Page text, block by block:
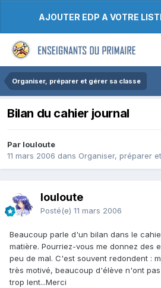
AJOUTER EDP A VOTRE
Organiser, préparer et gérer sa classe
Bilan du cahier journal
Par louloute
11 mars 2006 dans Organiser, préparer
louloute
Posté(e) 11 mars 2006
Beaucoup parle d'un bilan dans le
matière. Pourriez-vous me donnez des
peu de mal. C'est souvent redondent :
très motivé, beaucoup d'élève n'ont
trop lent...Merci